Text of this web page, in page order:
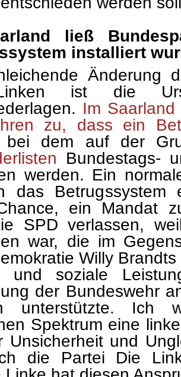
ließ
installiert
Änderung
ist die
Im
zu, dass ein
bei dem auf der
Bundestags-
werden. Ein
das Betrugssystem
ein Mandat
SPD verlassen,
war, die im
Willy
und soziale
der Bundeswehr
unterstützte. Ich
Spektrum eine
Unsicherheit und
die Partei Die